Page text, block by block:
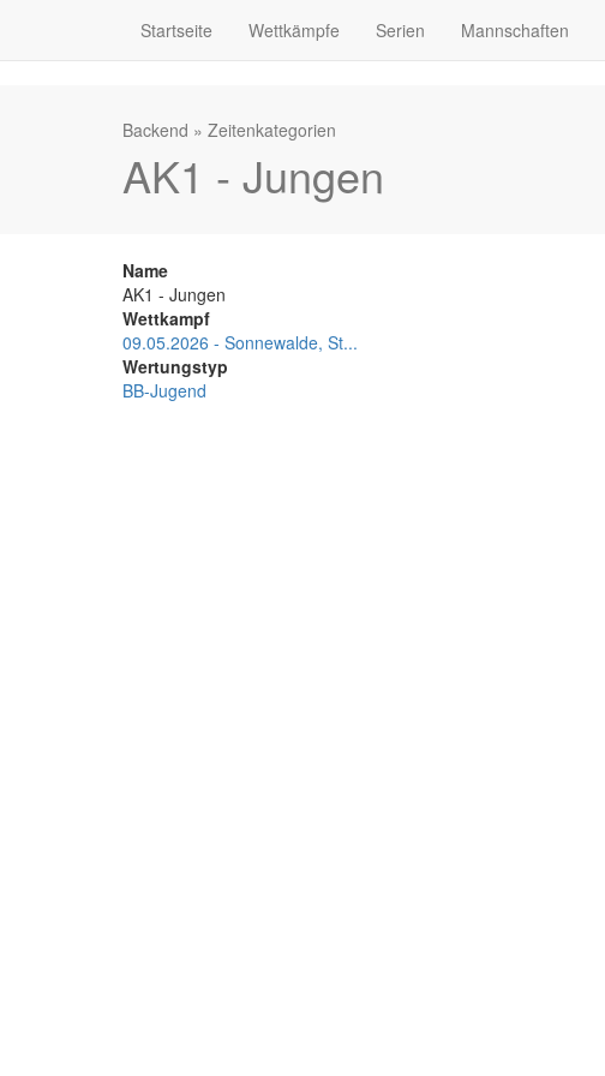
Startseite Wettkämpfe Serien Mannschaften
Backend » Zeitenkategorien
AK1 - Jungen
Name
AK1 - Jungen
Wettkampf
09.05.2026 - Sonnewalde, St...
Wertungstyp
BB-Jugend